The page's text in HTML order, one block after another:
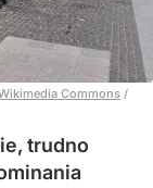
Commons /
trudno